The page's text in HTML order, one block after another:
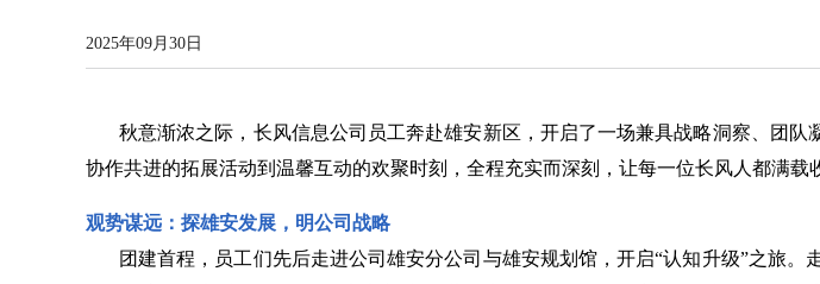
2025年09月30日
秋意渐浓之际，长风信息公司员工奔赴雄安新区，开启了一场兼具战略洞察、团
协作共进的拓展活动到温馨互动的欢聚时刻，全程充实而深刻，让每一位长风人都满载
观势谋远：探雄安发展，明公司战略
团建首程，员工们先后走进公司雄安分公司与雄安规划馆，开启“认知升级”之旅。